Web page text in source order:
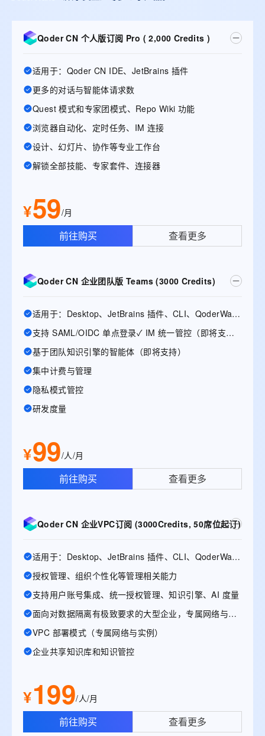
Qoder CN 个人版订阅 Pro ( 2,000 Credits )
适用于：Qoder CN IDE、JetBrains 插件
更多的对话与智能体请求数
Quest 模式和专家团模式、Repo Wiki 功能
浏览器自动化、定时任务、IM 连接
设计、幻灯片、协作等专业工作台
解锁全部技能、专家套件、连接器
¥59/月
前往购买 查看更多
Qoder CN 企业团队版 Teams (3000 Credits)
适用于：Desktop、JetBrains 插件、CLI、QoderWake、Mobile
支持 SAML/OIDC 单点登录✓ IM 统一管控（即将支持）
基于团队知识引擎的智能体（即将支持）
集中计费与管理
隐私模式管控
研发度量
¥99/人/月
前往购买 查看更多
Qoder CN 企业VPC订阅 (3000Credits, 50席位起订)
适用于：Desktop、JetBrains 插件、CLI、QoderWake、Mobile
授权管理、组织个性化等管理相关能力
支持用户账号集成、统一授权管理、知识引擎、AI 度量
面向对数据隔离有极致要求的大型企业，专属网络与实例
VPC 部署模式（专属网络与实例）
企业共享知识库和知识管控
¥199/人/月
前往购买 查看更多